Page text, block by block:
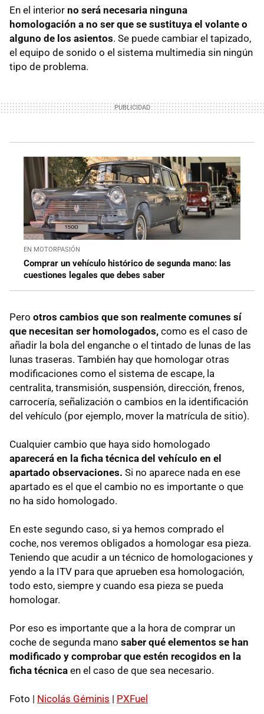
En el interior no será necesaria ninguna
homologación a no ser que se sustituya el volante o
alguno de los asientos. Se puede cambiar el tapizado,
el equipo de sonido o el sistema multimedia sin ningún
tipo de problema.
EN MOTORPASIÓN
Comprar un vehículo histórico de segunda mano: las
cuestiones legales que debes saber
Pero otros cambios que son realmente comunes sí
que necesitan ser homologados, como es el caso de
añadir la bola del enganche o el tintado de lunas de las
lunas traseras. También hay que homologar otras
modificaciones como el sistema de escape, la
centralita, transmisión, suspensión, dirección, frenos,
carrocería, señalización o cambios en la identificación
del vehículo (por ejemplo, mover la matrícula de sitio).
Cualquier cambio que haya sido homologado
aparecerá en la ficha técnica del vehículo en el
apartado observaciones. Si no aparece nada en ese
apartado es el que el cambio no es importante o que
no ha sido homologado.
En este segundo caso, si ya hemos comprado el
coche, nos veremos obligados a homologar esa pieza.
Teniendo que acudir a un técnico de homologaciones y
yendo a la ITV para que aprueben esa homologación,
todo esto, siempre y cuando esa pieza se pueda
homologar.
Por eso es importante que a la hora de comprar un
coche de segunda mano saber qué elementos se han
modificado y comprobar que estén recogidos en la
ficha técnica en el caso de que sea necesario.
Foto | Nicolás Géminis | PXFuel